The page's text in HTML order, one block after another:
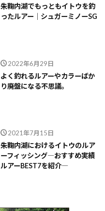
朱鞠内湖でもっともイトウを釣
ったルアー｜シュガーミノーSG
2022年6月29日
よく釣れるルアーやカラーばか
り廃盤になる不思議。
2021年7月15日
朱鞠内湖におけるイトウのルア
ーフィッシング―おすすめ実績
ルアーBEST7を紹介―